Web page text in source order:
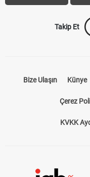
Takip Et
Bize Ulaşın Künye
Çerez
KVKK